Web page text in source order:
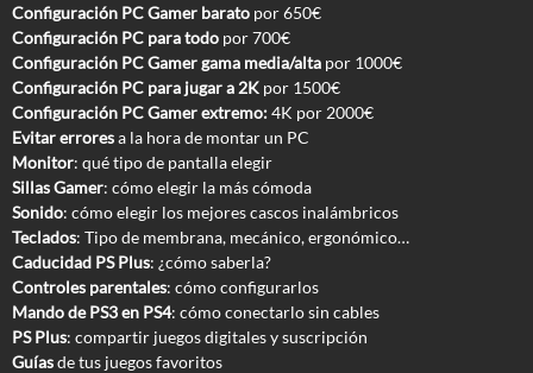
Configuración PC Gamer barato por 650€
Configuración PC para todo por 700€
Configuración PC Gamer gama media/alta por 1000€
Configuración PC para jugar a 2K por 1500€
Configuración PC Gamer extremo:4K por 2000€
Evitar erroresa la hora de montar un PC
Monitor: qué tipo de pantalla elegir
Sillas Gamer: cómo elegir la más cómoda
Sonido: cómo elegir los mejores cascos inalámbricos
Teclados: Tipo de membrana, mecánico, ergonómico…
Caducidad PS Plus: ¿cómo saberla?
Controles parentales: cómo configurarlos
Mando de PS3 en PS4: cómo conectarlo sin cables
PS Plus: compartir juegos digitales y suscripción
Guíasde tus juegos favoritos